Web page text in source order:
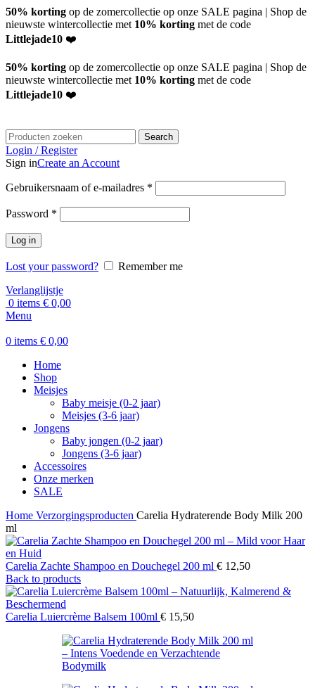
50% korting op de zomercollectie op onze SALE pagina | Shop de
nieuwste wintercollectie met 10% korting met de code
Littlejade10 ❤️
50% korting op de zomercollectie op onze SALE pagina | Shop de
nieuwste wintercollectie met 10% korting met de code
Littlejade10 ❤️
Search
Login / Register
Sign inCreate an Account
Gebruikersnaam of e-mailadres *
Password *
Log in
Lost your password?
Remember me
Verlanglijstje
0 items € 0,00
Menu
0 items € 0,00
Home
Shop
Meisjes
Baby meisje (0-2 jaar)
Meisjes (3-6 jaar)
Jongens
Baby jongen (0-2 jaar)
Jongens (3-6 jaar)
Accessoires
Onze merken
SALE
Home Verzorgingsproducten Carelia Hydraterende Body Milk 200
ml
Carelia Zachte Shampoo en Douchegel 200 ml € 12,50
Back to products
Carelia Luiercrème Balsem 100ml € 15,50